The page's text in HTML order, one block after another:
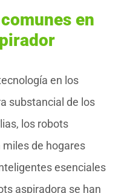
en
en los
substancial de los
los robots
de hogares
esenciales
aspiradora se han